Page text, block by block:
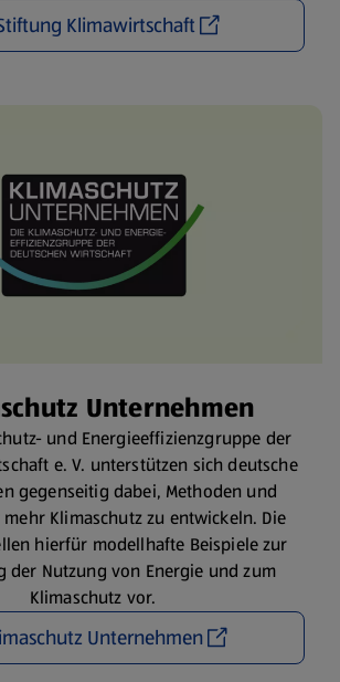
Klimawirtschaft
Unternehmen
und Energieeffizienzgruppe der
e. V. unterstützen sich deutsche
gegenseitig dabei, Methoden und
Klimaschutz zu entwickeln. Die
hierfür modellhafte Beispiele zur
der Nutzung von Energie und zum
Klimaschutz vor.
Unternehmen